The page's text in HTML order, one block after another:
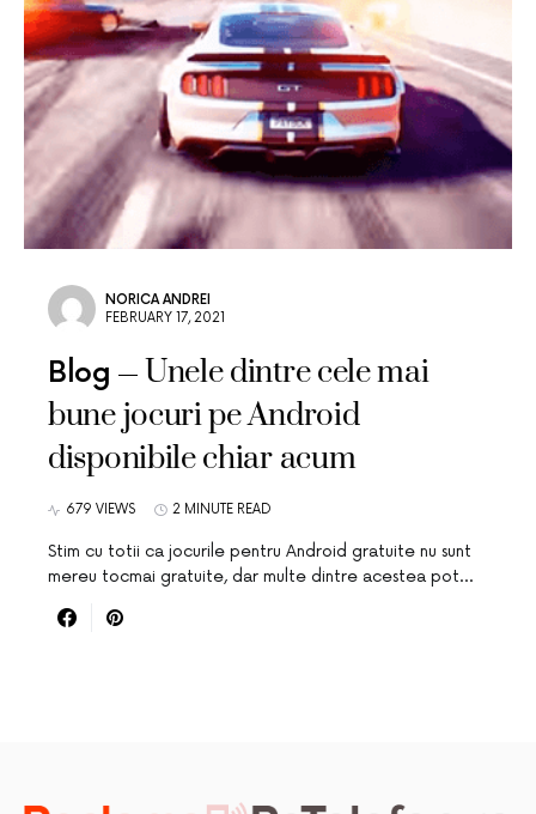
NORICA ANDREI
FEBRUARY 17, 2021
Blog
Unele dintre cele mai
bune jocuri pe Android
disponibile chiar acum
679 VIEWS 2 MINUTE READ
Stim cu totii ca jocurile pentru Android gratuite nu sunt
mereu tocmai gratuite, dar multe dintre acestea pot…